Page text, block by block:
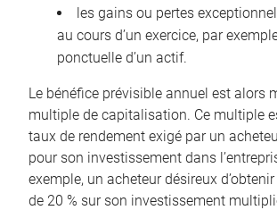
les gains ou pertes
au cours d’un exercice, par
ponctuelle d’un actif.
Le bénéfice prévisible annuel est alors
multiple de capitalisation. Ce multiple
taux de rendement exigé par un
pour son investissement dans
exemple, un acheteur désireux
de 20 % sur son investissement